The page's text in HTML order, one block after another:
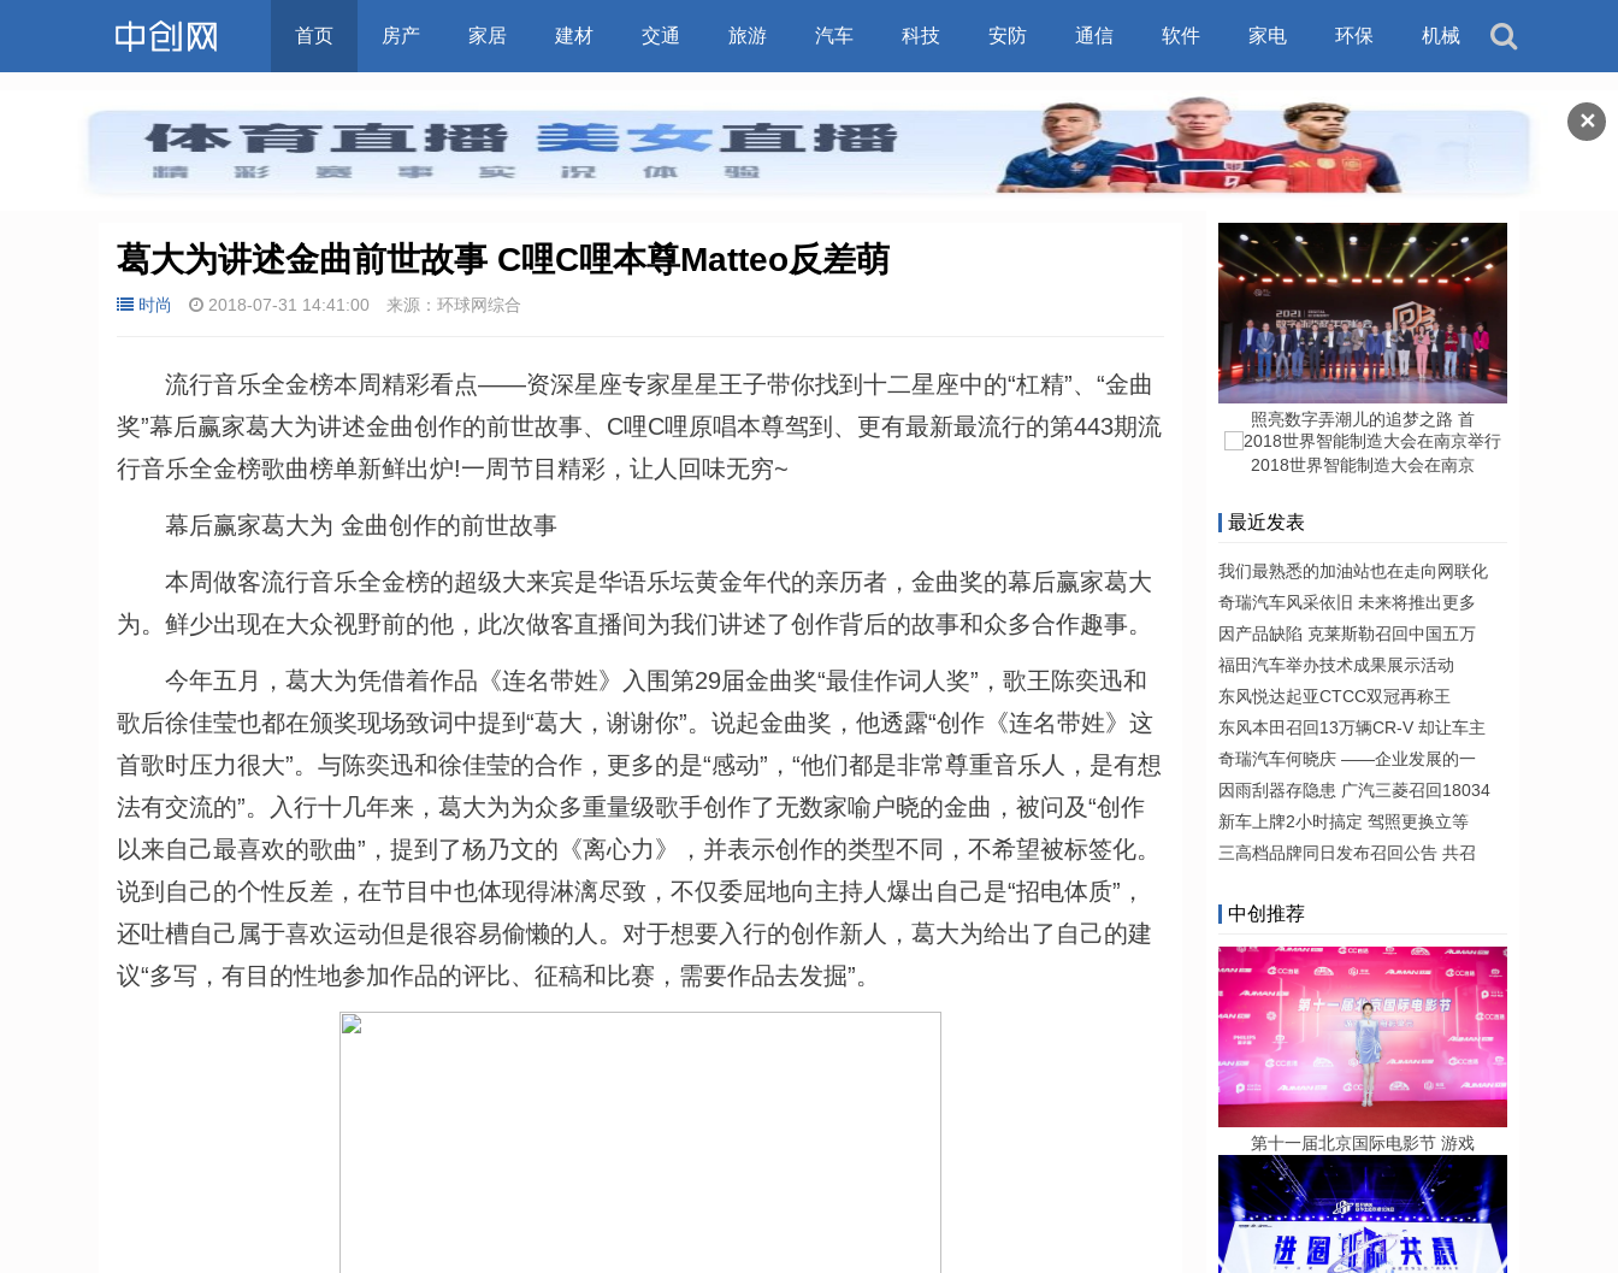
✕
首页 房产 家居 建材 交通 旅游 汽车 科技 安防 通信 软件 家电 环保 机械
葛大为讲述金曲前世故事 C哩C哩本尊Matteo反差萌
时尚 2018-07-31 14:41:00 来源：环球网综合
流行音乐全金榜本周精彩看点——资深星座专家星星王子带你找到十二星座中的“杠精”、“金曲
奖”幕后赢家葛大为讲述金曲创作的前世故事、C哩C哩原唱本尊驾到、更有最新最流行的第443期流
行音乐全金榜歌曲榜单新鲜出炉!一周节目精彩，让人回味无穷~
幕后赢家葛大为 金曲创作的前世故事
本周做客流行音乐全金榜的超级大来宾是华语乐坛黄金年代的亲历者，金曲奖的幕后赢家葛大
为。鲜少出现在大众视野前的他，此次做客直播间为我们讲述了创作背后的故事和众多合作趣事。
今年五月，葛大为凭借着作品《连名带姓》入围第29届金曲奖“最佳作词人奖”，歌王陈奕迅和
歌后徐佳莹也都在颁奖现场致词中提到“葛大，谢谢你”。说起金曲奖，他透露“创作《连名带姓》这
首歌时压力很大”。与陈奕迅和徐佳莹的合作，更多的是“感动”，“他们都是非常尊重音乐人，是有想
法有交流的”。入行十几年来，葛大为为众多重量级歌手创作了无数家喻户晓的金曲，被问及“创作
以来自己最喜欢的歌曲”，提到了杨乃文的《离心力》，并表示创作的类型不同，不希望被标签化。
说到自己的个性反差，在节目中也体现得淋漓尽致，不仅委屈地向主持人爆出自己是“招电体质”，
还吐槽自己属于喜欢运动但是很容易偷懒的人。对于想要入行的创作新人，葛大为给出了自己的建
议“多写，有目的性地参加作品的评比、征稿和比赛，需要作品去发掘”。
照亮数字弄潮儿的追梦之路 首
2018世界智能制造大会在南京
最近发表
我们最熟悉的加油站也在走向网联化
奇瑞汽车风采依旧 未来将推出更多
因产品缺陷 克莱斯勒召回中国五万
福田汽车举办技术成果展示活动
东风悦达起亚CTCC双冠再称王
东风本田召回13万辆CR-V 却让车主
奇瑞汽车何晓庆 ——企业发展的一
因雨刮器存隐患 广汽三菱召回18034
新车上牌2小时搞定 驾照更换立等
三高档品牌同日发布召回公告 共召
中创推荐
第十一届北京国际电影节 游戏